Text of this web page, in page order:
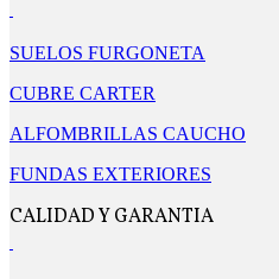
SUELOS FURGONETA
CUBRE CARTER
ALFOMBRILLAS CAUCHO
FUNDAS EXTERIORES
CALIDAD Y GARANTIA